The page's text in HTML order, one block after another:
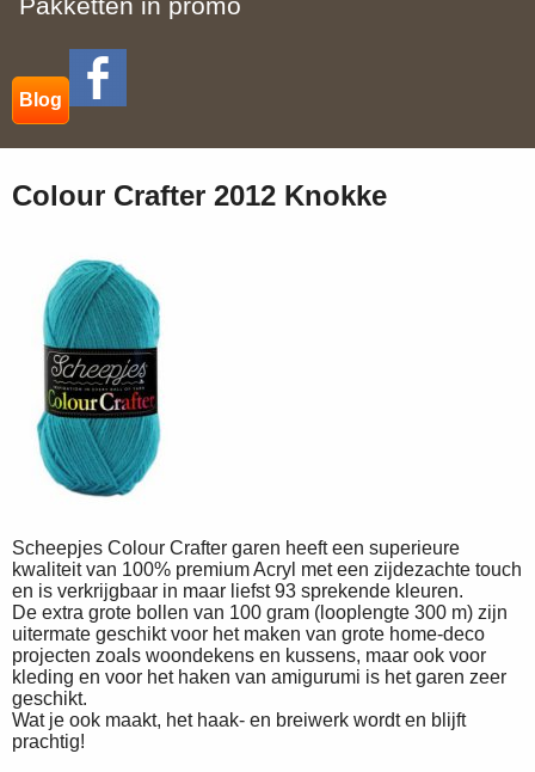
Blog
Colour Crafter 2012 Knokke
Scheepjes Colour Crafter garen heeft een superieure
kwaliteit van 100% premium Acryl met een zijdezachte touch
en is verkrijgbaar in maar liefst 93 sprekende kleuren.
De extra grote bollen van 100 gram (looplengte 300 m) zijn
uitermate geschikt voor het maken van grote home-deco
projecten zoals woondekens en kussens, maar ook voor
kleding en voor het haken van amigurumi is het garen zeer
geschikt.
Wat je ook maakt, het haak- en breiwerk wordt en blijft
prachtig!